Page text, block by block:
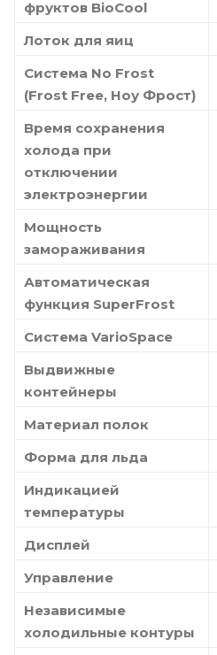
фруктов BioCool
Лоток для яиц
Система No Frost
(Frost Free, Ноу Фрост)
Время сохранения
холода при
отключении
электроэнергии
Мощность
замораживания
Автоматическая
функция SuperFrost
Система VarioSpace
Выдвижные
контейнеры
Материал полок
Форма для льда
Индикацией
температуры
Дисплей
Управление
Независимые
холодильные контуры